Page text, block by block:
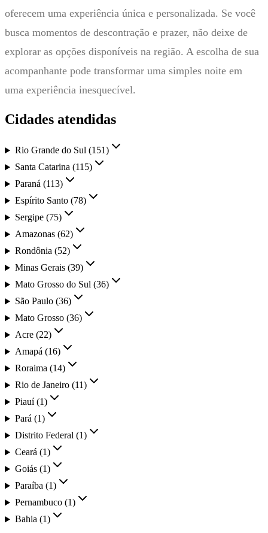
oferecem uma experiência única e personalizada. Se você
busca momentos de descontração e prazer, não deixe de
explorar as opções disponíveis na região. A escolha de sua
acompanhante pode transformar uma simples noite em
uma experiência inesquecível.
Cidades atendidas
Rio Grande do Sul (151)
Santa Catarina (115)
Paraná (113)
Espírito Santo (78)
Sergipe (75)
Amazonas (62)
Rondônia (52)
Minas Gerais (39)
Mato Grosso do Sul (36)
São Paulo (36)
Mato Grosso (36)
Acre (22)
Amapá (16)
Roraima (14)
Rio de Janeiro (11)
Piauí (1)
Pará (1)
Distrito Federal (1)
Ceará (1)
Goiás (1)
Paraíba (1)
Pernambuco (1)
Bahia (1)